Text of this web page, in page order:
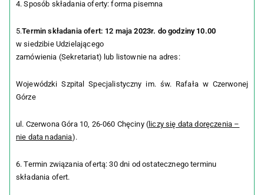
4. Sposób składania oferty: forma pisemna
5.Termin składania ofert: 12 maja2023r. do godziny 10.00
w siedzibie Udzielającego
zamówienia (Sekretariat) lub listownie na adres:
Wojewódzki Szpital Specjalistyczny im. św. Rafała w Czerwonej
Górze
ul. Czerwona Góra 10, 26-060 Chęciny ( liczy się data doręczenia –
nie data nadania).
6. Termin związania ofertą: 30 dni od ostatecznego terminu
składania ofert.